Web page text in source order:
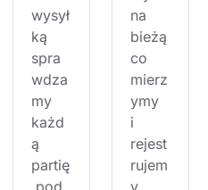
wysył
ką
spra
wdza
my
każd
ą
partię
na
bieżą
co
mierz
ymy
i
rejest
rujem